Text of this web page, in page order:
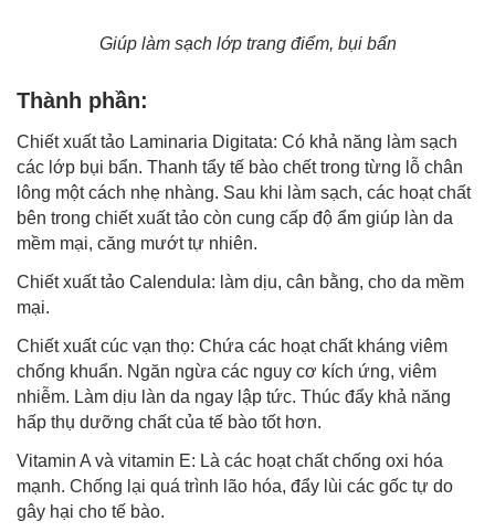
Giúp làm sạch lớp trang điểm, bụi bẩn
Thành phần:
Chiết xuất tảo Laminaria Digitata: Có khả năng làm sạch
các lớp bụi bẩn. Thanh tẩy tế bào chết trong từng lỗ chân
lông một cách nhẹ nhàng. Sau khi làm sạch, các hoạt chất
bên trong chiết xuất tảo còn cung cấp độ ẩm giúp làn da
mềm mại, căng mướt tự nhiên.
Chiết xuất tảo Calendula: làm dịu, cân bằng, cho da mềm
mại.
Chiết xuất cúc vạn thọ: Chứa các hoạt chất kháng viêm
chống khuẩn. Ngăn ngừa các nguy cơ kích ứng, viêm
nhiễm. Làm dịu làn da ngay lập tức. Thúc đẩy khả năng
hấp thụ dưỡng chất của tế bào tốt hơn.
Vitamin A và vitamin E: Là các hoạt chất chống oxi hóa
mạnh. Chống lại quá trình lão hóa, đẩy lùi các gốc tự do
gây hại cho tế bào.